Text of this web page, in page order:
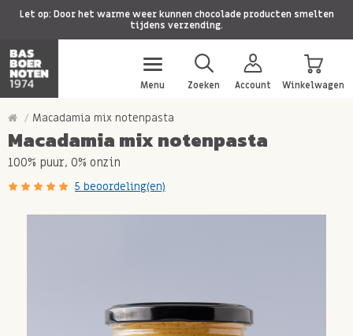
Let op: Door het warme weer kunnen chocolade producten smelten
tijdens verzending.
Menu Zoeken Account Winkelwagen
Macadamia mix notenpasta
Macadamia mix notenpasta
100% puur, 0% onzin
5 beoordeling(en)